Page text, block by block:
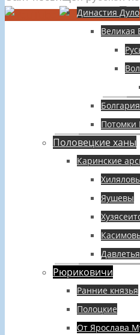
Династия Дуло
Великая
Потомки
Половецкие ханы
Каринские
Яушевы
Рюриковичи
Ранние князья
Полоцкие
От Ярослава